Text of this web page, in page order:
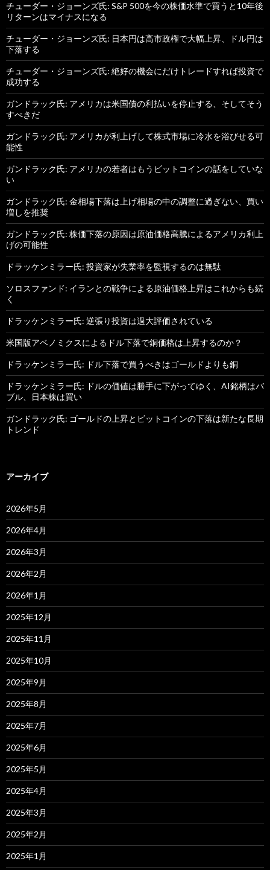
チューダー・ジョーンズ氏: S&P 500を今の株価水準で買うと10年後
リターンはマイナスになる
チューダー・ジョーンズ氏: 日本円は高市政権で大幅上昇、ドル円は
下落する
チューダー・ジョーンズ氏: 絶好の機会にだけトレードすれば投資で
成功する
ガンドラック氏: アメリカは米国債の利払いを停止する、そしてそう
すべきだ
ガンドラック氏: アメリカが利上げして株式市場に冷水を浴びせる可
能性
ガンドラック氏: アメリカの若者はもうビットコインの話をしていな
い
ガンドラック氏: 金相場下落は上げ相場の中の調整に過ぎない、買い
増しを推奨
ガンドラック氏: 株価下落の原因は原油価格高騰によるアメリカ利上
げの可能性
ドラッケンミラー氏: 投資家が失業率を監視するのは無駄
ソロスファンド: イランとの戦争による原油価格上昇はこれからも続
く
ドラッケンミラー氏: 逆張り投資は過大評価されている
米国版アベノミクスによるドル下落で銅価格は上昇するのか？
ドラッケンミラー氏: ドル下落で買うべきはゴールドよりも銅
ドラッケンミラー氏: ドルの価値は勝手に下がってゆく、AI銘柄はバ
ブル、日本株は買い
ガンドラック氏: ゴールドの上昇とビットコインの下落は新たな長期
トレンド
アーカイブ
2026年5月
2026年4月
2026年3月
2026年2月
2026年1月
2025年12月
2025年11月
2025年10月
2025年9月
2025年8月
2025年7月
2025年6月
2025年5月
2025年4月
2025年3月
2025年2月
2025年1月